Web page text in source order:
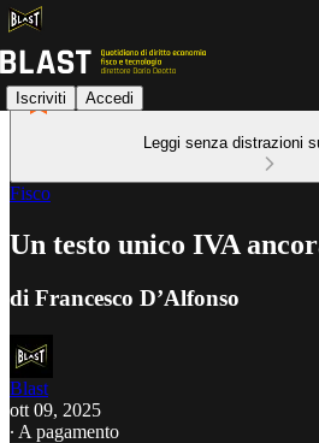
Iscriviti Accedi
Leggi senza distrazioni
Fisco
Un testo unico IVA
di Francesco D’Alfonso
Blast
ott 09, 2025
∙ A pagamento